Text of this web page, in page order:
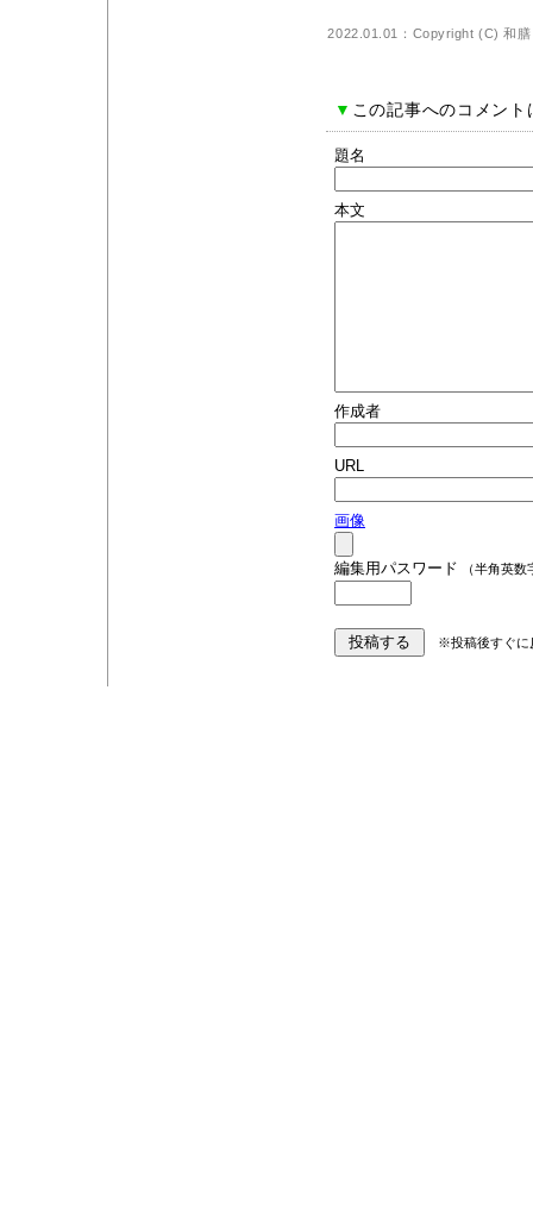
2022.01.01：Copyright (C)和
▼ この記事へのコメント
題名
本文
作成者
URL
画像
編集用パスワード （半角英数
※投稿後すぐに